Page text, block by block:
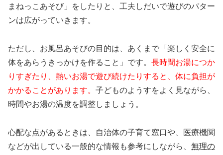
まねっこあそび」をしたりと、工夫しだいで遊びのパター
ンは広がっていきます。
ただし、お風呂あそびの目的は、あくまで「楽しく安全に
体をあらうきっかけを作ること」です。 長時間お湯につか
りすぎたり、熱いお湯で遊び続けたりすると、体に負担が
かかることがあります。 子どものようすをよく見ながら、
時間やお湯の温度を調整しましょう。
心配な点があるときは、自治体の子育て窓口や、医療機関
などが出している一般的な情報も参考にしながら、 無理の